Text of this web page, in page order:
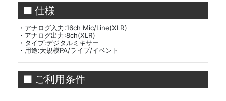
■ 仕様
・アナログ入力:16ch Mic/Line(XLR)
・アナログ出力:8ch(XLR)
・タイプ:デジタルミキサー
・用途:大規模PA/ライブ/イベント
■ ご利用条件